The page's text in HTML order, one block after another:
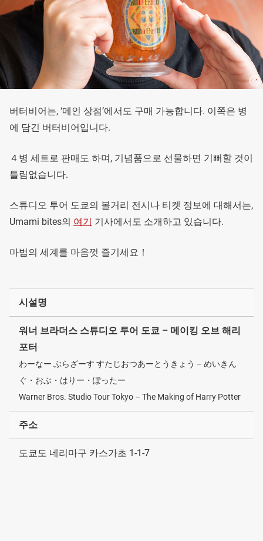
버터비어는, ‘메인 상점’에서도 구매 가능합니다. 이쪽은 병
에 담긴 버터비어입니다.
４병 세트로 판매도 하며, 기념품으로 선물하면 기뻐할 것이
틀림없습니다.
스튜디오 투어 도쿄의 볼거리 전시나 티켓 정보에 대해서는,
Umami bites의 여기 기사에서도 소개하고 있습니다.
마법의 세계를 마음껏 즐기세요！
시설명
워너 브라더스 스튜디오 투어 도쿄 – 메이킹 오브 해리
포터
わーなー ぶらざーす すたじおつあーとうきょう – めいきん
ぐ・おぶ・はりー・ぽったー
Warner Bros. Studio Tour Tokyo – The Making of Harry Potter
주소
도쿄도 네리마구 카스가초 1-1-7